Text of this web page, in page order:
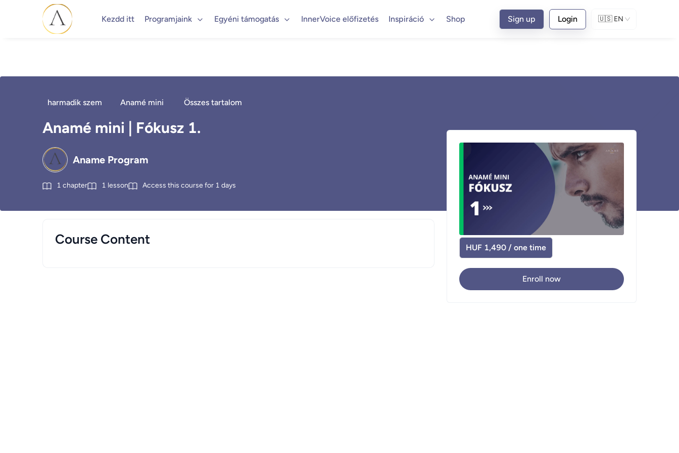
Kezdd itt Programjaink Egyéni támogatás InnerVoice előfizetés Inspiráció Shop Sign up Login 🇺🇸 EN
harmadik szem Anamé mini Összes tartalom
Anamé mini | Fókusz 1.
Aname Program
1 chapter 1 lesson Access this course for 1 days
Course Content
HUF 1,490 / one time
Enroll now